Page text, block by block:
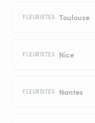
FLEURISTES Toulouse
FLEURISTES Nice
FLEURISTES Nantes